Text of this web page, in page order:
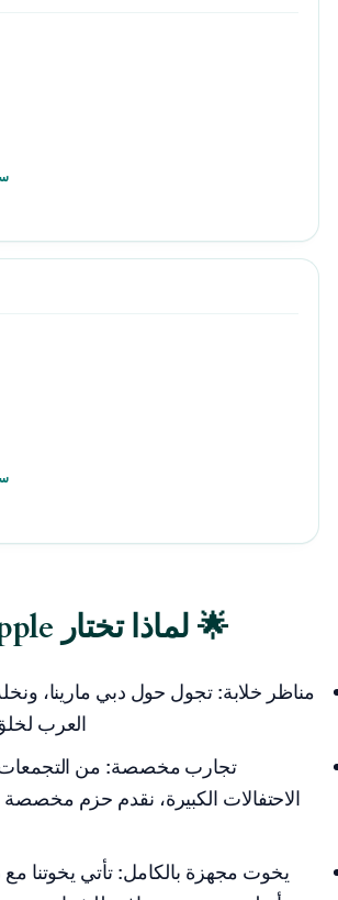
🌟 لماذا تختار Green Apple؟
مناظر خلابة: تجول حول دبي مارينا،
العرب
تجارب مخصصة: من التجمعات
الاحتفالات الكبيرة، نقدم حزم مخصصة
يخوت مجهزة بالكامل: تأتي يخوتنا مع